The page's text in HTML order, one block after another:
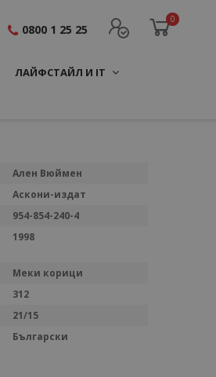
0
0800 1 25 25
ЛАЙФСТАЙЛ И IT
Ален Вюймен
Аскони-издат
954-854-240-4
1998
Меки корици
312
21/15
Български